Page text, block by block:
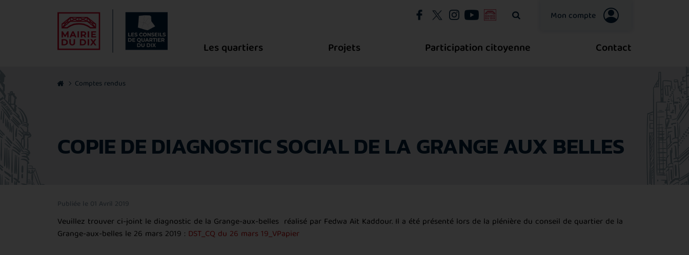
Les quartiers Projets Participation citoyenne Contact
Mon compte
Comptes rendus
COPIE DE DIAGNOSTIC SOCIAL DE LA GRANGE AUX BELLES
Publiée le 01 Avril 2019
Veuillez trouver ci-joint le diagnostic de la Grange-aux-belles réalisé par Fedwa Ait Kaddour. Il a été présenté lors de la plénière du conseil de quartier de la
Grange-aux-belles le 26 mars 2019 : DST_CQ du 26 mars 19_VPapier